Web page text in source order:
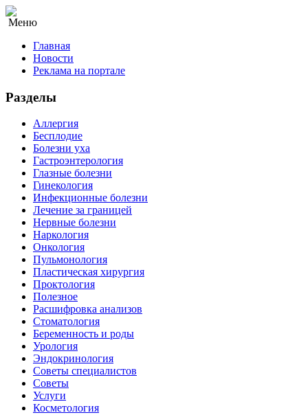
Меню
Главная
Новости
Реклама на портале
Разделы
Аллергия
Бесплодие
Болезни уха
Гастроэнтерология
Глазные болезни
Гинекология
Инфекционные болезни
Лечение за границей
Нервные болезни
Наркология
Онкология
Пульмонология
Пластическая хирургия
Проктология
Полезное
Расшифровка анализов
Стоматология
Беременность и роды
Урология
Эндокринология
Советы специалистов
Советы
Услуги
Косметология